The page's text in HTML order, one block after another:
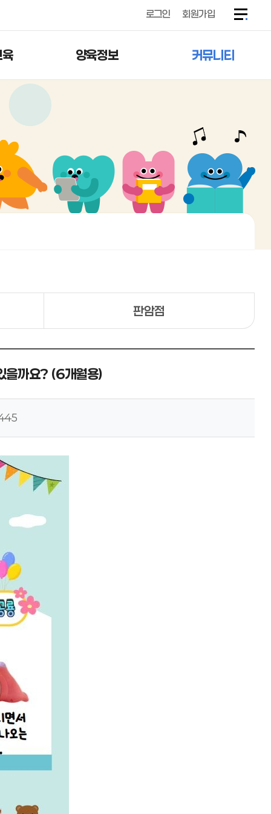
양육정보 커뮤니티
로그인 회원가입
판암점
을까요? (6개월용)